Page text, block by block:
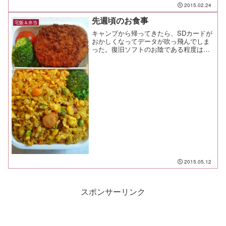
2015.02.24
宅飯＆弁当 先週頃のお食事
キャンプから帰ってきたら、SDカードが
おかしくなってデータが吹っ飛んでしま
った。復旧ソフトのお陰である程度はデ
2015.05.12
スポンサーリンク